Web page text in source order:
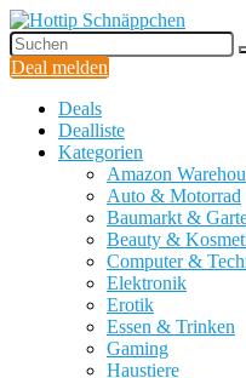
Deal melden
Deals
Dealliste
Kategorien
Amazon
Auto & Motorrad
Baumarkt &
Beauty &
Computer &
Elektronik
Erotik
Essen & Trinken
Gaming
Haustiere